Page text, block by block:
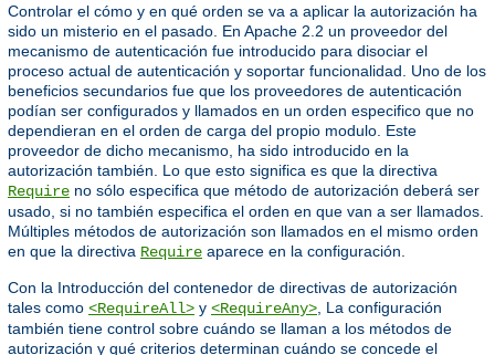
Controlar el cómo y en qué orden se va a aplicar la autorización ha
sido un misterio en el pasado. En Apache 2.2 un proveedor del
mecanismo de autenticación fue introducido para disociar el
proceso actual de autenticación y soportar funcionalidad. Uno de los
beneficios secundarios fue que los proveedores de autenticación
podían ser configurados y llamados en un orden especifico que no
dependieran en el orden de carga del propio modulo. Este
proveedor de dicho mecanismo, ha sido introducido en la
autorización también. Lo que esto significa es que la directiva
Require no sólo especifica que método de autorización deberá ser
usado, si no también especifica el orden en que van a ser llamados.
Múltiples métodos de autorización son llamados en el mismo orden
en que la directiva Require aparece en la configuración.
Con la Introducción del contenedor de directivas de autorización
tales como <RequireAll> y <RequireAny> , La configuración
también tiene control sobre cuándo se llaman a los métodos de
autorización y qué criterios determinan cuándo se concede el